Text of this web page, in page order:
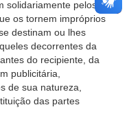
solidariamente pelos
os tornem impróprios
destinam ou lhes
decorrentes da
do recipiente, da
publicitária,
de sua natureza,
das partes